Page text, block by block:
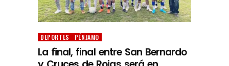
DEPORTES PÉNJAMO
La final, final entre San Bernardo